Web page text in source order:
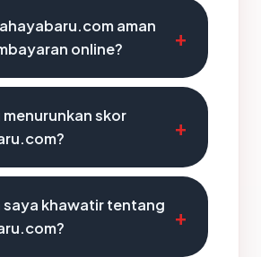
aman
online?
skor
saya khawatir tentang